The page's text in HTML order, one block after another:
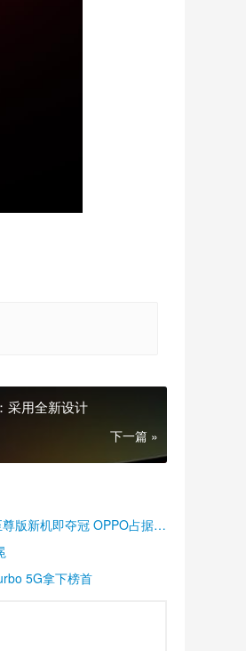
采用全新设计
下一篇 »
版新机即夺冠 OPPO占据半
5G拿下榜首